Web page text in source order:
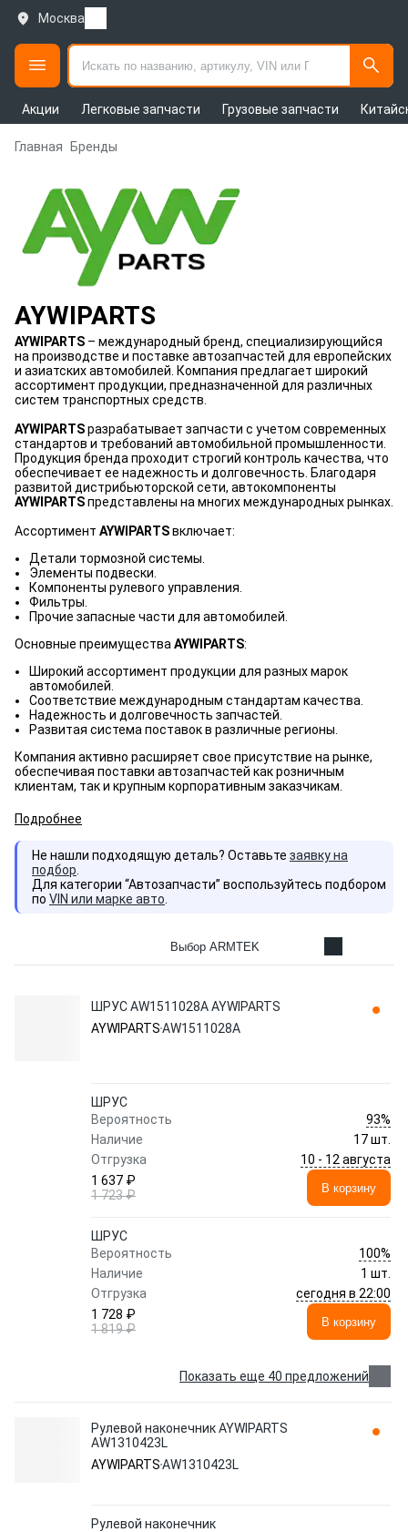
Москва
Акции Легковые запчасти Грузовые запчасти
Главная Бренды
AYWIPARTS
AYWIPARTS – международный бренд, специализирующийся
на производстве и поставке автозапчастей для европейских
и азиатских автомобилей. Компания предлагает широкий
ассортимент продукции, предназначенной для различных
систем транспортных средств.
AYWIPARTSразрабатывает запчасти с учетом современных
стандартов и требований автомобильной промышленности.
Продукция бренда проходит строгий контроль качества, что
обеспечивает ее надежность и долговечность. Благодаря
развитой дистрибьюторской сети, автокомпоненты
AYWIPARTSпредставлены на многих международных рынках.
Ассортимент AYWIPARTSвключает:
Детали тормозной системы.
Элементы подвески.
Компоненты рулевого управления.
Фильтры.
Прочие запасные части для автомобилей.
Основные преимущества AYWIPARTS:
Широкий ассортимент продукции для разных марок
автомобилей.
Соответствие международным стандартам качества.
Надежность и долговечность запчастей.
Развитая система поставок в различные регионы.
Компания активно расширяет свое присутствие на рынке,
обеспечивая поставки автозапчастей как розничным
клиентам, так и крупным корпоративным заказчикам.
Подробнее
Не нашли подходящую деталь? Оставьте заявку на
подбор
Для категории “Автозапчасти” воспользуйтесь подбором
по VIN или марке авто
Выбор ARMTEK
ШРУС AW1511028A AYWIPARTS
AYWIPARTSAW1511028A
ШРУС
Вероятность
93%
Наличие
17 шт.
Отгрузка
10 - 12 августа
1 637 ₽
1 723 ₽
В корзину
ШРУС
Вероятность
100%
Наличие
1 шт.
Отгрузка
сегодня в 22:00
1 728 ₽
1 819 ₽
В корзину
Показать еще 40 предложений
Рулевой наконечник AYWIPARTS
AW1310423L
AYWIPARTSAW1310423L
Рулевой наконечник